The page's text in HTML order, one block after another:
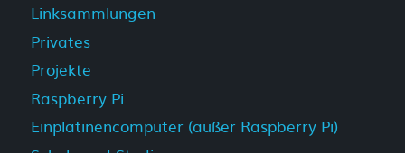
Linksammlungen
Privates
Projekte
Raspberry Pi
Einplatinencomputer (außer Raspberry Pi)